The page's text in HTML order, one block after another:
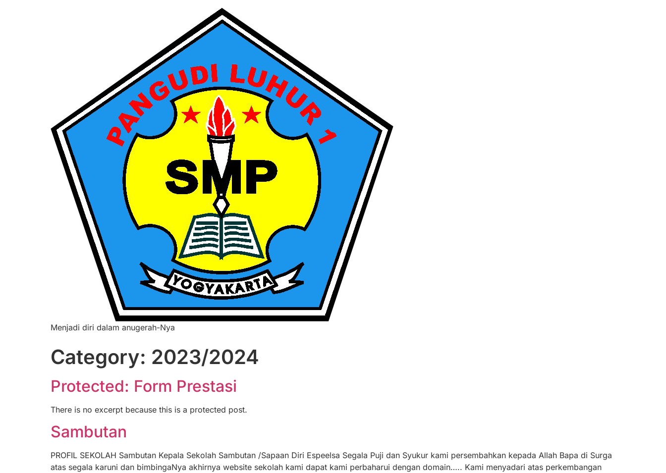
Menjadi diri dalam anugerah-Nya
Category: 2023/2024
Protected: Form Prestasi
There is no excerpt because this is a protected post.
Sambutan
PROFIL SEKOLAH Sambutan Kepala Sekolah Sambutan /Sapaan Diri Espeelsa Segala Puji dan Syukur kami persembahkan kepada Allah Bapa di Surga
atas segala karuni dan bimbingaNya akhirnya website sekolah kami dapat kami perbaharui dengan domain….. Kami menyadari atas perkembangan